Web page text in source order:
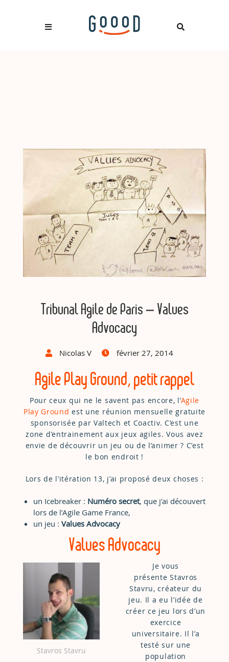
Tribunal Agile de Paris – Values
Advocacy
Nicolas V février 27, 2014
Agile Play Ground, petit rappel
Pour ceux qui ne le savent pas encore, l’Agile
Play Ground est une réunion mensuelle gratuite
sponsorisée par Valtech et Coactiv. C’est une
zone d’entrainement aux jeux agiles. Vous avez
envie de découvrir un jeu ou de l’animer ? C’est
le bon endroit !
Lors de l’itération 13, j’ai proposé deux choses :
un Icebreaker : Numéro secret, que j’ai découvert
lors de l’Agile Game France,
un jeu : Values Advocacy
Values Advocacy
Stavros Stavru
Je vous
présente Stavros
Stavru, créateur du
jeu. Il a eu l’idée de
créer ce jeu lors d’un
exercice
universitaire. Il l’a
testé sur une
population